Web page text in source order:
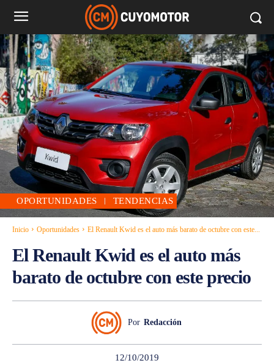
OPORTUNIDADES TENDENCIAS
Inicio Oportunidades El Renault Kwid es el auto más barato de octubre con este...
El Renault Kwid es el auto más
barato de octubre con este precio
Por Redacción
12/10/2019